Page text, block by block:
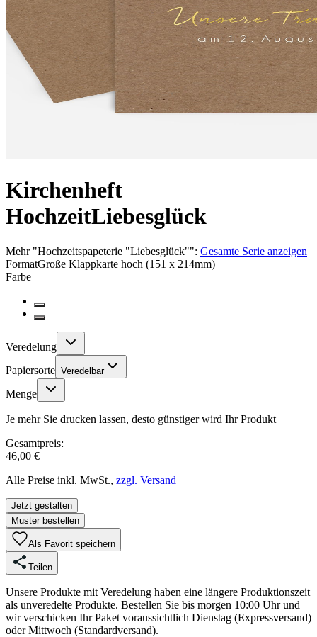
Kirchenheft
HochzeitLiebesglück
Mehr"Hochzeitspapeterie "Liebesglück"": Gesamte Serie anzeigen
FormatGroße Klappkarte hoch (151 x 214mm)
Farbe
Veredelung
Papiersorte Veredelbar
Menge
Je mehr Sie drucken lassen, desto günstiger wird Ihr Produkt
Gesamtpreis:
46,00 €
Alle Preise inkl. MwSt., zzgl. Versand
Jetzt gestalten
Muster bestellen
Als Favorit speichern
Teilen
Unsere Produkte mit Veredelung haben eine längere Produktionszeit
als unveredelte Produkte. Bestellen Sie bis morgen 10:00 Uhr und
wir verschicken Ihr Paket voraussichtlich Dienstag (Expressversand)
oder Mittwoch (Standardversand).